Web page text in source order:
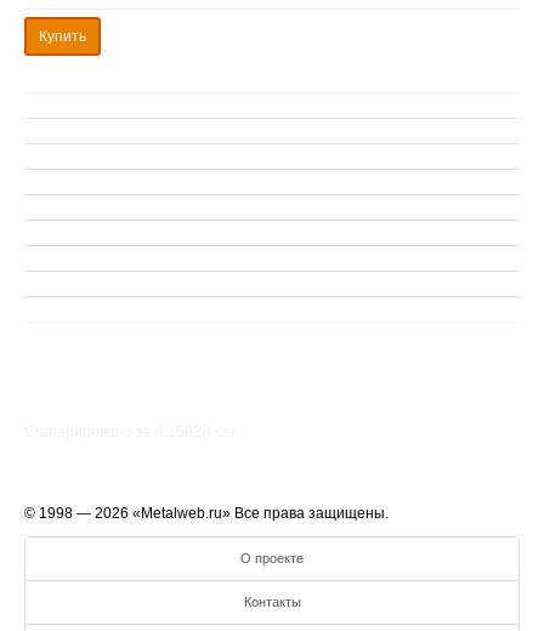
Купить
© 1998 — 2026 «Metalweb.ru» Все права защищены.
О проекте
Контакты